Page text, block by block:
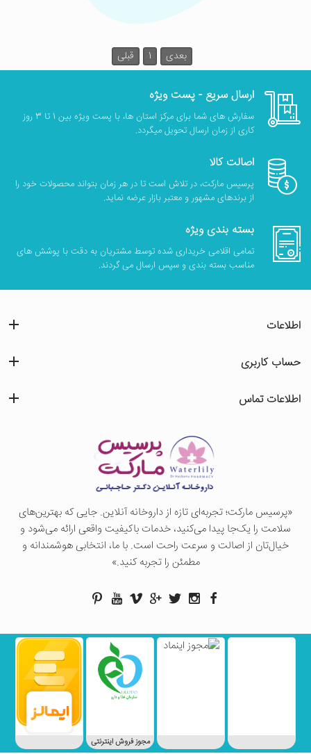
قبلی 1 بعدی
ارسال سریع - پست ویژه
سفارش های شما برای مرکز استان ها، با پست ویژه بین 1 تا 3 روز
کاری از زمان ارسال تحویل میگردد.
اصالت کالا
پرسیس مارکت، در تلاش است تا در هر زمان بتواند محصولات خود را
از برندهای مشهور و معتبر بازار عرضه نماید.
بسته بندی ویژه
تمامی اقلامی خریداری شده توسط مشتریان به دقت با پوشش های
مناسب بسته بندی و سپس ارسال می گردند.
«پرسيس ماركت؛ تجربه‌ای تازه از داروخانه آنلاین. جایی که بهترین‌های
سلامت را یک‌جا پیدا می‌کنید، خدمات باکیفیت واقعی ارائه می‌شود و
خیال‌تان از اصالت و سرعت راحت است. با ما، انتخابی هوشمندانه و
مطمئن را تجربه کنید.»
اطلاعات
حساب کاربری
اطلاعات تماس
مجوز فروش اینترنتی